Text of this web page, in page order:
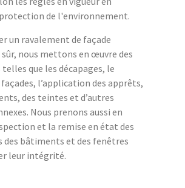
de l'environnement.
un ravalement de façade
nous mettons en œuvre des
que les décapages, le
l’application des apprêts,
des teintes et d’autres
Nous prenons aussi en
et la remise en état des
des bâtiments et des fenêtres
leur intégrité.